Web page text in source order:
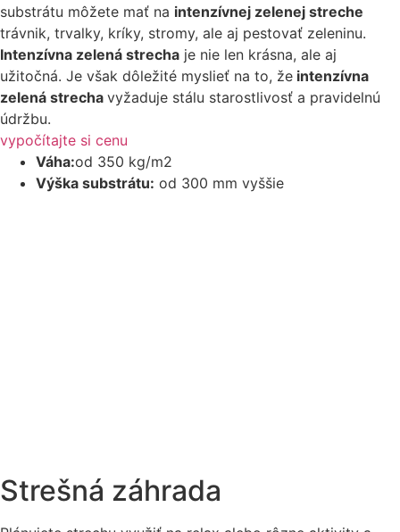
substrátu môžete mať na intenzívnej zelenej streche
trávnik, trvalky, kríky, stromy, ale aj pestovať zeleninu.
Intenzívna zelená strecha je nie len krásna, ale aj
užitočná. Je však dôležité myslieť na to, že intenzívna
zelená strecha vyžaduje stálu starostlivosť a pravidelnú
údržbu.
vypočítajte si cenu
Váha:od 350 kg/m2
Výška substrátu: od 300 mm vyššie
Strešná záhrada